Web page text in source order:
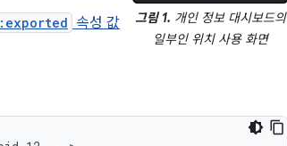
그림 1. 개인 정보 대시보드의
일부인 위치 사용 화면
속성 값